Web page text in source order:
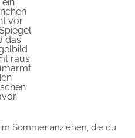
im Sommer anziehen, die du